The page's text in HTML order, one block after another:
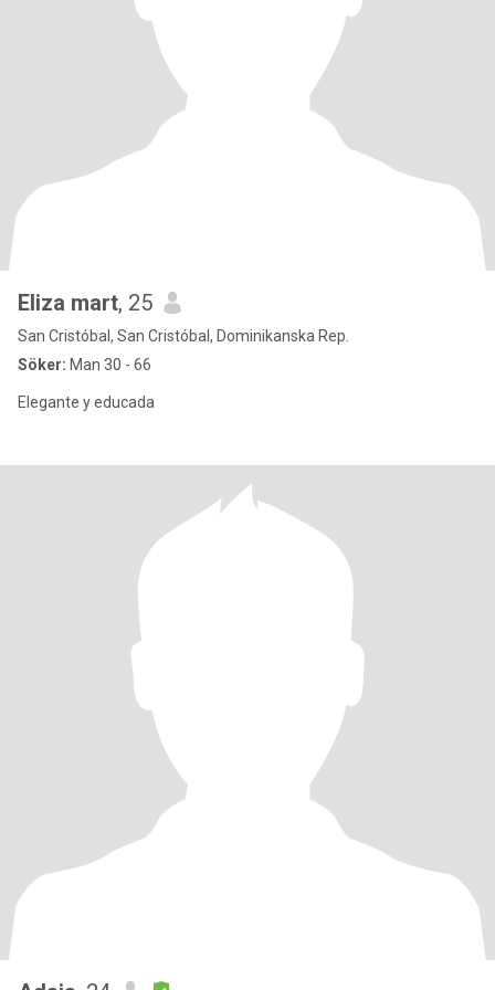
Eliza mart, 25
San Cristóbal, San Cristóbal, Dominikanska Rep.
Söker: Man 30 - 66
Elegante y educada